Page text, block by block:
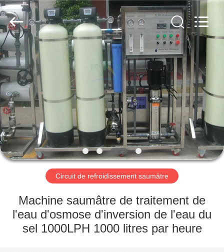
MAISON
PRODUITS
AU
SUJET
DE
NOUS
VISITE
D'USINE
Guangzhou
Kai
Yuan
Water
Treatment
Equipment
Co.,
Ltd..
All
Rights
Reserved.
Circuit de refroidissement saumâtre
Machine saumâtre de traitement de
l'eau d'osmose d'inversion de l'eau du
sel 1000LPH 1000 litres par heure